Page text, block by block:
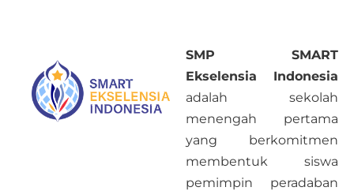
SMP SMART
Ekselensia Indonesia
adalah sekolah
menengah pertama
yang berkomitmen
membentuk siswa
pemimpin peradaban